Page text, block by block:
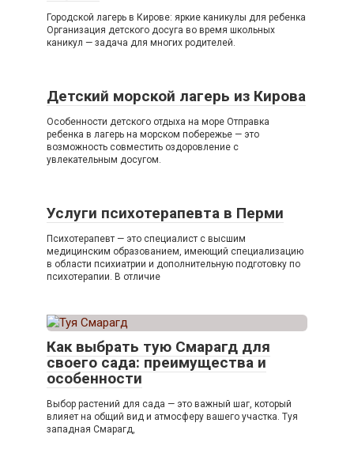
Городской лагерь в Кирове: яркие каникулы для ребенка
Организация детского досуга во время школьных
каникул — задача для многих родителей.
Детский морской лагерь из Кирова
Особенности детского отдыха на море Отправка
ребенка в лагерь на морском побережье — это
возможность совместить оздоровление с
увлекательным досугом.
Услуги психотерапевта в Перми
Психотерапевт — это специалист с высшим
медицинским образованием, имеющий специализацию
в области психиатрии и дополнительную подготовку по
психотерапии. В отличие
Как выбрать тую Смарагд для
своего сада: преимущества и
особенности
Выбор растений для сада — это важный шаг, который
влияет на общий вид и атмосферу вашего участка. Туя
западная Смарагд,